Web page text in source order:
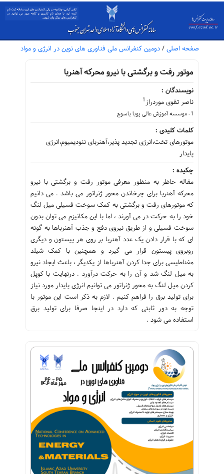
صفحه اصلی / دومین کنفرانس ملی فناوری های نوین در انرژی و مواد
موتور رفت و برگشتی با نیرو محرکه آهنربا
نویسندگان :
ناصر تقوی موردراز 1
1- موسسه آموزش عالی پویا یاسوج
کلمات کلیدی :
موتورهای تخت،انرژی تجدید پذیر،آهنربای نئودیمیوم،انرژی
پایدار
چکیده :
مقاله حاظر به منظور معرفی موتور رفت و برگشتی با نیرو
محرکه آهنربا برای چرخاندن محور ژنراتور می باشد . می دانیم
که موتورهای رفت و برگشتی به کمک سوخت فسیلی میل لنگ
خود را به حرکت در می آورند ، اما با این مکانیزم می توان بدون
سوخت فسیلی و از طریق نیروی دفع و جذب آهنرباها به گونه
ای که با قرار دادن یک عدد آهنربا بر روی هر پیستون و دیگری
روبروی پیستون قرار می گیرد و همچنین با کمک شیلد
مغناطیسی برای جدا کردن آهنرباها از یکدیگر ، باعث ایجاد نیرو
به میل لنگ شد و آن را به حرکت درآورد . درنهایت با کوپل
کردن میل لنگ به محور ژنراتور می توانیم انرژی پایدار مورد نیاز
برای تولید برق را فراهم کنیم . لازم به ذکر است این موتور با
توجه به دور ثابتی که دارد در اینجا صرفا برای تولید برق
استفاده می شود .